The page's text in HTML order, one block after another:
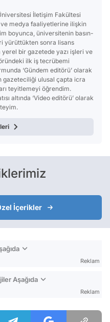
İletişim Fakültesi
medya faaliyetlerine ilişkin
boyunca, üniversitenin basın-
yürüttükten sonra lisans
yerel bir gazetede yazı işleri ve
ilk iş tecrübemi
‘Gündem editörü’ olarak
gazeteciliği ulusal çapta icra
teyitlemeyi öğrendim.
altında ‘Video editörü’ olarak
İçerikler
Reklam
Aşağıda
Reklam